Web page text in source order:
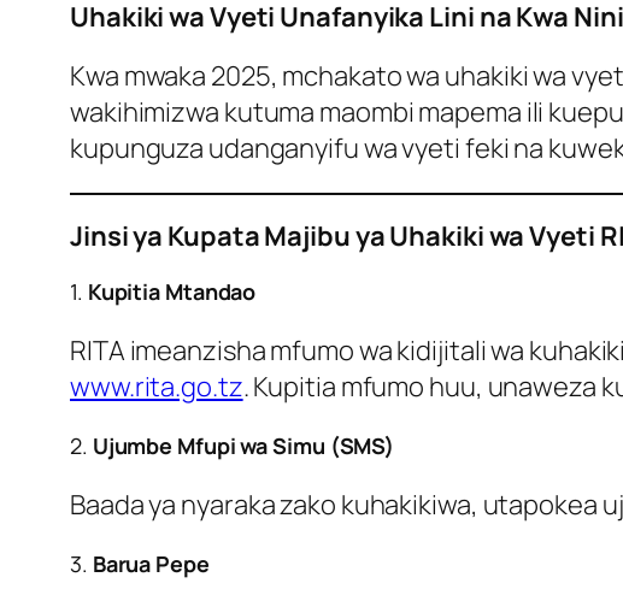
Uhakiki wa Vyeti Unafanyika Lini na Kwa
Kwa mwaka 2025, mchakato wa uhakiki wa
wakihimizwa kutuma maombi mapema ili
kupunguza udanganyifu wa vyeti feki na
Jinsi ya Kupata Majibu ya Uhakiki wa Vyeti
1. Kupitia Mtandao
RITA imeanzisha mfumo wa kidijitali wa
www.rita.go.tz. Kupitia mfumo huu, unaweza
2. Ujumbe Mfupi wa Simu (SMS)
Baada ya nyaraka zako kuhakikiwa, utapokea
3. Barua Pepe